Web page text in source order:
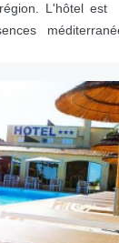
L'hôtel est